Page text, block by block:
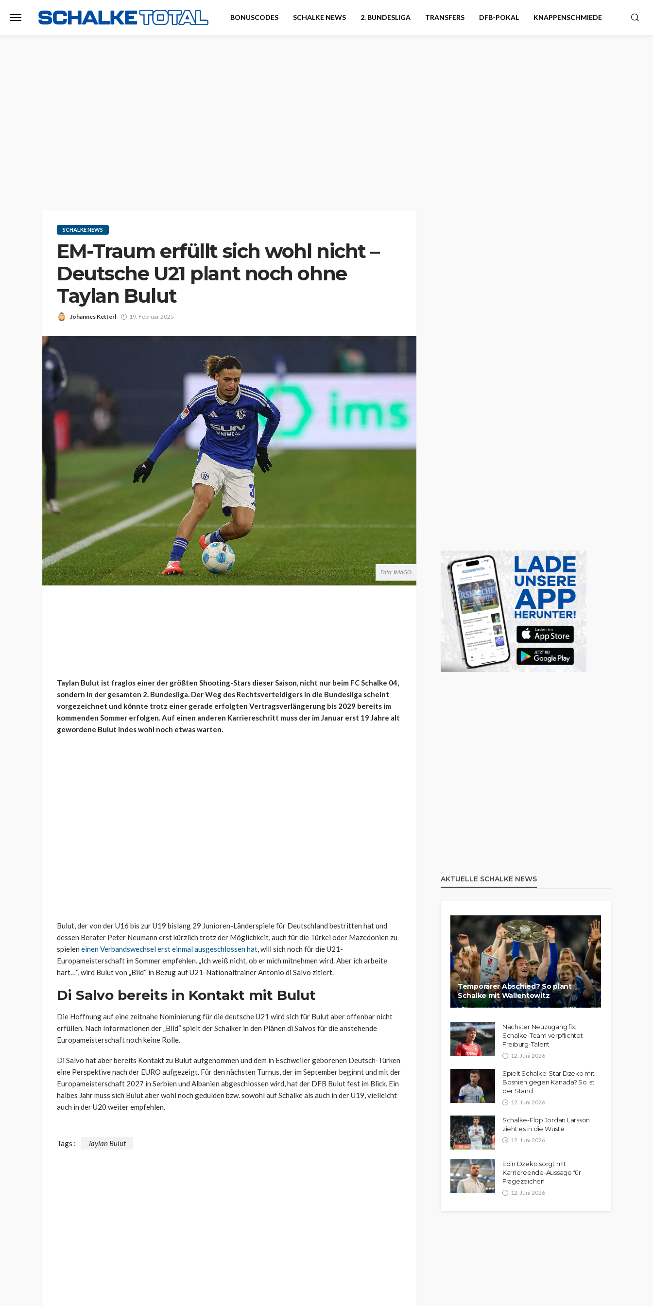
BONUSCODES SCHALKE NEWS 2. BUNDESLIGA TRANSFERS DFB-POKAL KNAPPENSCHMIEDE
SCHALKE NEWS
EM-Traum erfüllt sich wohl nicht –
Deutsche U21 plant noch ohne
Taylan Bulut
Johannes Ketterl 19. Februar 2025
Foto: IMAGO
Taylan Bulut ist fraglos einer der größten Shooting-Stars dieser Saison, nicht nur beim FC Schalke 04,
sondern in der gesamten 2. Bundesliga. Der Weg des Rechtsverteidigers in die Bundesliga scheint
vorgezeichnet und könnte trotz einer gerade erfolgten Vertragsverlängerung bis 2029 bereits im
kommenden Sommer erfolgen. Auf einen anderen Karriereschritt muss der im Januar erst 19 Jahre alt
gewordene Bulut indes wohl noch etwas warten.
Bulut, der von der U16 bis zur U19 bislang 29 Junioren-Länderspiele für Deutschland bestritten hat und
dessen Berater Peter Neumann erst kürzlich trotz der Möglichkeit, auch für die Türkei oder Mazedonien zu
spielen einen Verbandswechsel erst einmal ausgeschlossen hat, will sich noch für die U21-
Europameisterschaft im Sommer empfehlen. „Ich weiß nicht, ob er mich mitnehmen wird. Aber ich arbeite
hart…“, wird Bulut von „Bild“ in Bezug auf U21-Nationaltrainer Antonio di Salvo zitiert.
Di Salvo bereits in Kontakt mit Bulut
Die Hoffnung auf eine zeitnahe Nominierung für die deutsche U21 wird sich für Bulut aber offenbar nicht
erfüllen. Nach Informationen der „Bild“ spielt der Schalker in den Plänen di Salvos für die anstehende
Europameisterschaft noch keine Rolle.
Di Salvo hat aber bereits Kontakt zu Bulut aufgenommen und dem in Eschweilergeborenen Deutsch-Türken
eine Perspektive nach der EURO aufgezeigt. Für den nächsten Turnus, der im September beginnt und mit der
Europameisterschaft 2027 in Serbien und Albanien abgeschlossen wird, hat der DFB Bulut fest im Blick. Ein
halbes Jahr muss sich Bulut aber wohl noch gedulden bzw. sowohl auf Schalke als auch in der U19, vielleicht
auch in der U20 weiter empfehlen.
Tags : Taylan Bulut
AKTUELLE SCHALKE NEWS
Temporärer Abschied? So plant
Schalke mit Wallentowitz
Nächster Neuzugang fix:
Schalke-Team verpflichtet
Freiburg-Talent
12. Juni 2026
Spielt Schalke-Star Dzeko mit
Bosnien gegen Kanada? So ist
der Stand
12. Juni 2026
Schalke-Flop Jordan Larsson
zieht es in die Wüste
12. Juni 2026
Edin Dzeko sorgt mit
Karriereende-Aussage für
Fragezeichen
12. Juni 2026